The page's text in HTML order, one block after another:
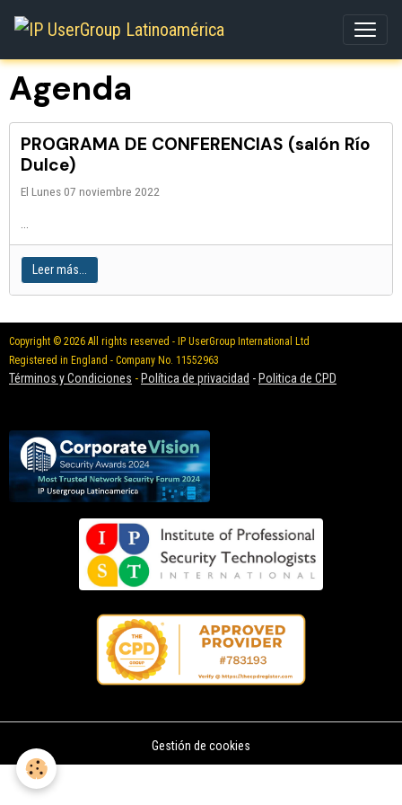
Agenda
PROGRAMA DE CONFERENCIAS (salón Río
Dulce)
El Lunes 07 noviembre 2022
Leer más...
Copyright © 2026 All rights reserved - IP UserGroup International Ltd
Registered in England - Company No. 11552963
Términos y Condiciones - Política de privacidad - Politica de CPD
Gestión de cookies